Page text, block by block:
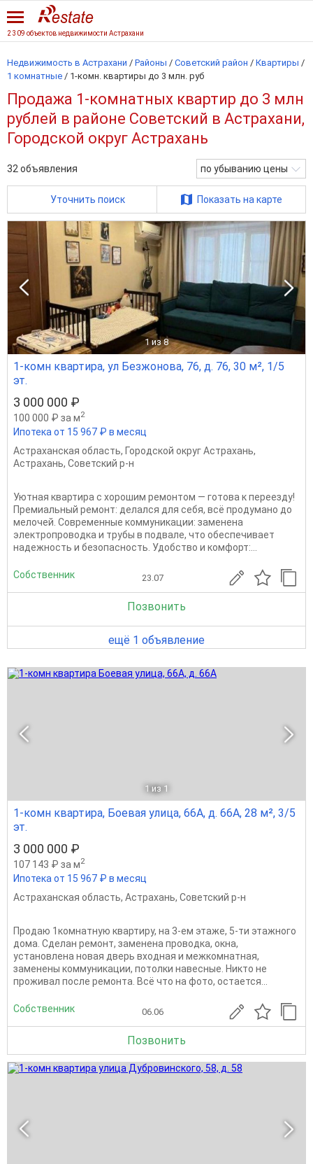
2 309 объектов недвижимости Астрахани
Недвижимость в Астрахани / Районы / Советский район / Квартиры /
1 комнатные / 1-комн. квартиры до 3 млн. руб
Продажа 1-комнатных квартир до 3 млн
рублей в районе Советский в Астрахани,
Городской округ Астрахань
32 объявления по убыванию цены
Уточнить поиск Показать на карте
1 из 8
1-комн квартира, ул Безжонова, 76, д. 76, 30 м², 1/5
эт.
3 000 000 ₽
100 000 ₽ за м2
Ипотека от 15 967 ₽ в месяц
Астраханская область, Городской округ Астрахань,
Астрахань, Советский р-н
Уютная квартира с хорошим ремонтом — готова к переезду!
Премиальный ремонт: делался для себя, всё продумано до
мелочей. Современные коммуникации: заменена
электропроводка и трубы в подвале, что обеспечивает
надежность и безопасность. Удобство и комфорт:...
Собственник 23.07
Позвонить
ещё 1 объявление
1 из 1
1-комн квартира, Боевая улица, 66А, д. 66А, 28 м², 3/5
эт.
3 000 000 ₽
107 143 ₽ за м2
Ипотека от 15 967 ₽ в месяц
Астраханская область, Астрахань, Советский р-н
Продаю 1комнатную квартиру, на 3-ем этаже, 5-ти этажного
дома. Сделан ремонт, заменена проводка, окна,
установлена новая дверь входная и межкомнатная,
заменены коммуникации, потолки навесные. Никто не
проживал после ремонта. Всё что на фото, остается...
Собственник 06.06
Позвонить